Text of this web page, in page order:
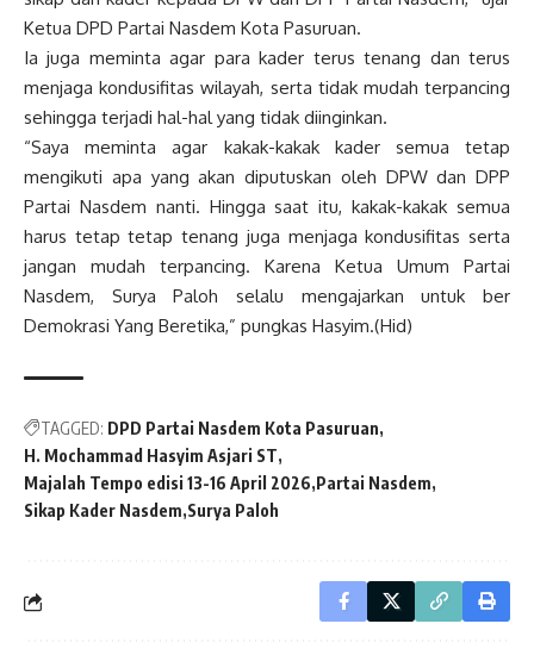
Ketua DPD Partai Nasdem Kota Pasuruan.
Ia juga meminta agar para kader terus tenang dan terus
menjaga kondusifitas wilayah, serta tidak mudah terpancing
sehingga terjadi hal-hal yang tidak diinginkan.
“Saya meminta agar kakak-kakak kader semua tetap
mengikuti apa yang akan diputuskan oleh DPW dan DPP
Partai Nasdem nanti. Hingga saat itu, kakak-kakak semua
harus tetap tetap tenang juga menjaga kondusifitas serta
jangan mudah terpancing. Karena Ketua Umum Partai
Nasdem, Surya Paloh selalu mengajarkan untuk ber
Demokrasi Yang Beretika,” pungkas Hasyim.(Hid)
TAGGED: DPD Partai Nasdem Kota Pasuruan
H. Mochammad Hasyim Asjari ST
Majalah Tempo edisi 13-16 April 2026 Partai Nasdem
Sikap Kader Nasdem Surya Paloh